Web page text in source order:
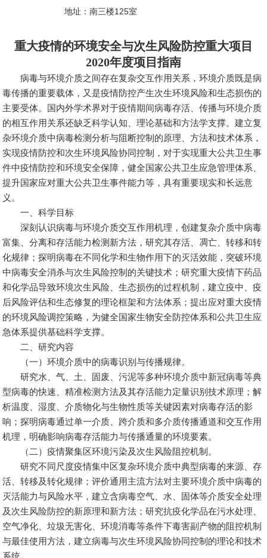
地址：南三楼125室
重大疫情的环境安全与次生风险防控重大项目
2020年度项目指南
病毒与环境介质之间存在复杂交互作用关系，环境介质既是病
毒传播的重要载体，又是疫情防控产生次生环境风险和生态损伤的
主要受体。国内外学术界对于疫情期间病毒存活、传播与环境介质
的相互作用关系还缺乏科学认知、理论基础和方法学支撑。建立复
杂环境介质中病毒检测分析与阻断控制的原理、方法和技术体系，
实现疫情防控和次生环境风险协同控制，对于实现重大公共卫生事
件中疫情防控和环境安全保障，健全国家公共卫生应急管理体系、
提升国家应对重大公共卫生事件能力等，具有重要现实和长远意
义。
一、科学目标
深刻认识病毒与环境介质交互作用机理，创建复杂介质中病毒
富集、分离和存活能力检测新方法，研究其存活、凋亡、转移和转
化规律；探明病毒在不同化学和生物作用下的灭活效能，突破环境
中病毒安全消杀与次生风险控制的关键技术；研究重大疫情下药品
和化学品导致环境次生风险、生态损伤的过程机制，建立疫中、疫
后风险评估和生态修复的理论框架和方法体系；提出应对重大疫情
的环境风险调控策略，为健全国家生物安全防控体系和公共卫生应
急体系提供基础科学支撑。
二、研究内容
（一）环境介质中的病毒识别与传播规律。
研究水、气、土、固废、污泥等多种环境介质中新冠病毒等典
型病毒的快速、精准检测方法及其存活能力定量识别技术原理；解
析温度、湿度、介质物化与生物性质等关键因素对病毒存活的影
响；探明病毒通过单一介质、跨介质和多介质传播通道和交互作用
机理，明确影响病毒存活能力与传播通量的环境要素。
（二）疫情聚集区环境污染及次生风险阻控机制。
研究不同尺度疫情集中区复杂环境介质中典型病毒的来源、存
活、转移及转化规律；评价通用主流方法对主要环境介质中病毒的
灭活能力与风险水平，建立含病毒空气、水、固体等介质安全处理
及次生风险防控的新原理和新方法；研究抗疫化学品在污水处理、
空气净化、垃圾无害化、环境消毒等条件下毒害副产物的阻控机制
与最佳使用方法，建立病毒与次生环境风险协同控制的理论和技术